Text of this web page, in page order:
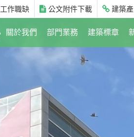
工作職缺 公文附件下載 建築
關於我們 部門業務 建築標章